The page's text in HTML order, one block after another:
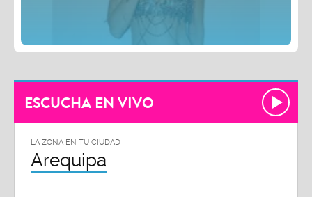
ESCUCHA EN VIVO
LA ZONA EN TU CIUDAD
Arequipa